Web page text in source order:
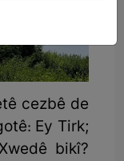
cezbê de
Ey Tirk;
bikî?